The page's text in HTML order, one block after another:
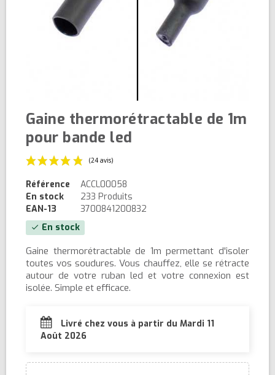
Gaine thermorétractable de 1m
pour bande led
Référence
ACCL00058
En stock
233 Produits
EAN-13
3700841200832
check En stock
Gaine thermorétractable de 1m permettant d'isoler
toutes vos soudures. Vous chauffez, elle se rétracte
autour de votre ruban led et votre connexion est
isolée. Simple et efficace.
Livré chez vous à partir du Mardi 11
Août 2026